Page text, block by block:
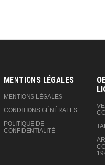
MENTIONS LÉGALES
MENTIONS LÉGALES
CONDITIONS GÉNÉRALES
POLITIQUE DE
CONFIDENTIALITÉ